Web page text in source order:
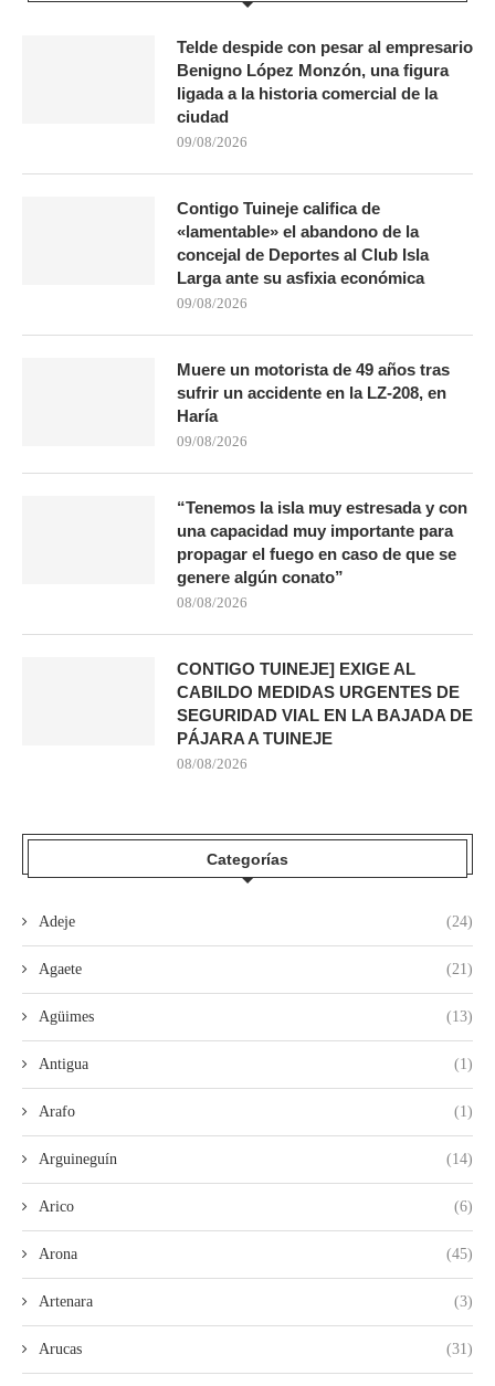
Telde despide con pesar al empresario
Benigno López Monzón, una figura
ligada a la historia comercial de la
ciudad
09/08/2026
Contigo Tuineje califica de
«lamentable» el abandono de la
concejal de Deportes al Club Isla
Larga ante su asfixia económica
09/08/2026
Muere un motorista de 49 años tras
sufrir un accidente en la LZ-208, en
Haría
09/08/2026
“Tenemos la isla muy estresada y con
una capacidad muy importante para
propagar el fuego en caso de que se
genere algún conato”
08/08/2026
CONTIGO TUINEJE] EXIGE AL
CABILDO MEDIDAS URGENTES DE
SEGURIDAD VIAL EN LA BAJADA DE
PÁJARA A TUINEJE
08/08/2026
Categorías
Adeje (24)
Agaete (21)
Agüimes (13)
Antigua (1)
Arafo (1)
Arguineguín (14)
Arico (6)
Arona (45)
Artenara (3)
Arucas (31)